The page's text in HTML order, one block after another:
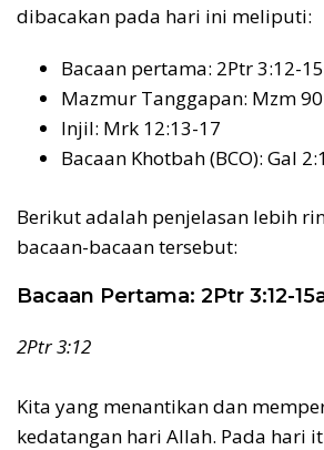
dibacakan pada hari ini meliputi:
Bacaan pertama: 2Ptr 3:12-
Mazmur Tanggapan: Mzm
Injil: Mrk 12:13-17
Bacaan Khotbah (BCO): Gal
Berikut adalah penjelasan lebih
bacaan-bacaan tersebut:
Bacaan Pertama: 2Ptr 3:12-
2Ptr 3:12
Kita yang menantikan dan
kedatangan hari Allah. Pada hari